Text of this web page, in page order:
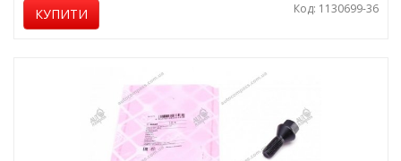
КУПИТИ Код: 1130699-36